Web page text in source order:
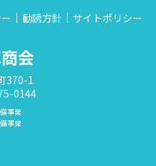
勧誘方針 サイトポリシー
会
370-1
0144
事業
事業